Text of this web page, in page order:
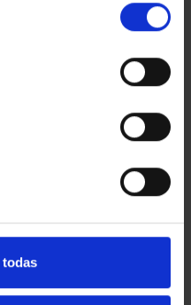
949,00 €
registrados
CAPITALES DE